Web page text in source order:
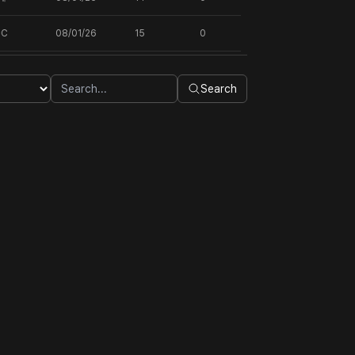
08/01/26 15 0
Search